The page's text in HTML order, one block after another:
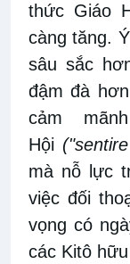
thức Giáo
càng tăng.
sâu sắc
đậm đà
cảm
Hội
mà nỗ lực
việc đối
vọng có
các Kitô